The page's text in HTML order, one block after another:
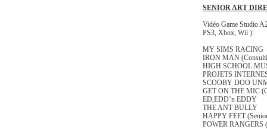
SENIOR ART
Vidéo Game Studio
PS3, Xbox, Wii ):
MY SIMS RACING
IRON MAN
HIGH SCHOOL
PROJETS
SCOOBY DOO
GET ON THE MIC
ED,EDD’n EDDY
THE ANT BULLY
HAPPY FEET
POWER RANGERS